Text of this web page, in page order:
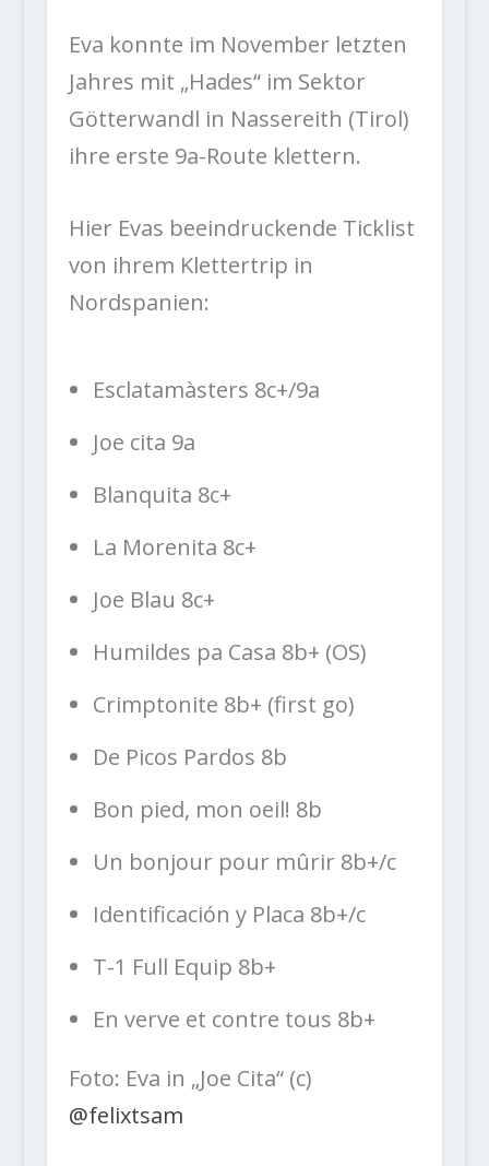
Eva konnte im November letzten
Jahres mit „Hades“ im Sektor
Götterwandl in Nassereith (Tirol)
ihre erste 9a-Route klettern.
Hier Evas beeindruckende Ticklist
von ihrem Klettertrip in
Nordspanien:
Esclatamàsters 8c+/9a
Joe cita 9a
Blanquita 8c+
La Morenita 8c+
Joe Blau 8c+
Humildes pa Casa 8b+ (OS)
Crimptonite 8b+ (first go)
De Picos Pardos 8b
Bon pied, mon oeil! 8b
Un bonjour pour mûrir 8b+/c
Identificación y Placa 8b+/c
T-1 Full Equip 8b+
En verve et contre tous 8b+
Foto: Eva in „Joe Cita“ (c)
@felixtsam